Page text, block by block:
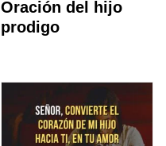
Oración del hijo
prodigo